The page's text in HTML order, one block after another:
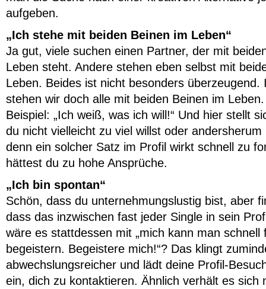
aufgeben.
„Ich stehe mit beiden Beinen im Leben“
Ja gut, viele suchen einen Partner, der mit
Leben steht. Andere stehen eben selbst mit
Leben. Beides ist nicht besonders überzeugend.
stehen wir doch alle mit beiden Beinen im
Beispiel: „Ich weiß, was ich will!“ Und hier stellt
du nicht vielleicht zu viel willst oder andersherum
denn ein solcher Satz im Profil wirkt schnell zu
hättest du zu hohe Ansprüche.
„Ich bin spontan“
Schön, dass du unternehmungslustig bist, aber
dass das inzwischen fast jeder Single in sein
wäre es stattdessen mit „mich kann man schnell
begeistern. Begeistere mich!“? Das klingt
abwechslungsreicher und lädt deine Profil-
ein, dich zu kontaktieren. Ähnlich verhält es sich